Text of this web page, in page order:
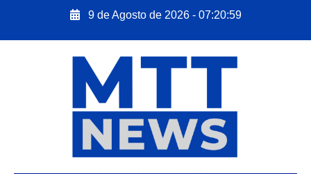
9 de Agosto de 2026 - 07:21:00